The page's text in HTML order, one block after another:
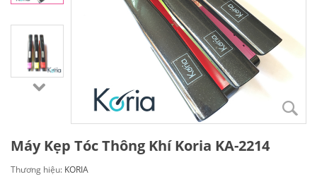
Máy Kẹp Tóc Thông Khí Koria KA-2214
Thương hiệu: KORIA